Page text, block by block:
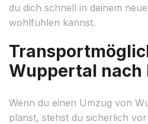
du dich schnell in deinem
wohlfühlen kannst.
Wuppertal nach
Wenn du einen Umzug von
planst, stehst du sicherlich